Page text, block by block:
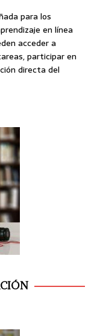
para los
en línea
acceder a
participar en
directa del